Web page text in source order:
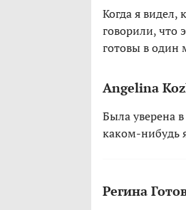
Когда я видел,
говорили, что
готовы в один
Angelina
Была уверена
каком-нибудь
Регина